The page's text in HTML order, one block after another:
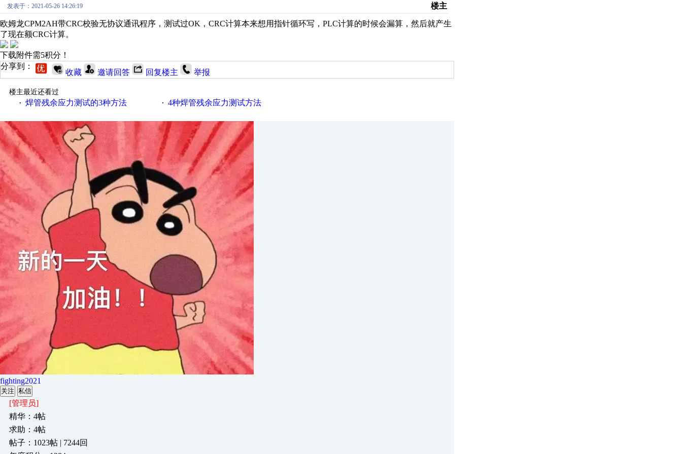
发表于：2021-05-26 14:26:19 楼主
欧姆龙CPM2AH带CRC校验无协议通讯程序，测试过OK，CRC计算本来想用指针循环写，PLC计算的时候会漏算，然后就产生
了现在额CRC计算。
下载附件需5积分！
分享到：
收藏 邀请回答 回复楼主 举报
楼主最近还看过
· 焊管残余应力测试的3种方法 · 4种焊管残余应力测试方法
fighting2021
关注 私信
[管理员]
精华：4帖
求助：4帖
帖子：1023帖 | 7244回